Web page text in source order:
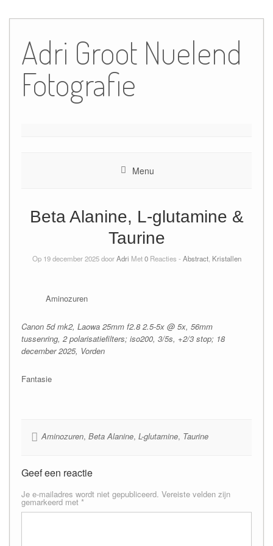
de
inhoud
Adri Groot Nuelend
Fotografie
Menu
Beta Alanine, L-glutamine &
Taurine
Op 19 december 2025 doorAdri Met0Reacties - Abstract, Kristallen
Aminozuren
Canon 5d mk2, Laowa 25mm f2.8 2.5-5x @ 5x, 56mm
tussenring, 2 polarisatiefilters; iso200, 3/5s, +2/3 stop; 18
december 2025, Vorden
Fantasie
Aminozuren, Beta Alanine, L-glutamine, Taurine
Geef een reactie
Je e-mailadres wordt niet gepubliceerd. Vereiste velden zijn
gemarkeerd met *